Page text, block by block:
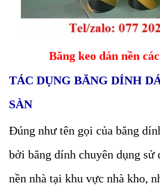
Băng keo dán nền
TÁC DỤNG BĂNG DÍNH
SÀN
Đúng như tên gọi của băng
bởi băng dính chuyên dụng sử
nền nhà tại khu vực nhà kho,